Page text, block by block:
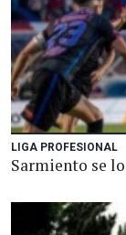
LIGA PROFESIONAL
Sarmiento se